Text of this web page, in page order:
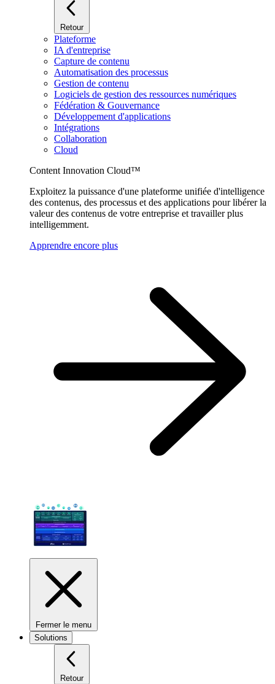
Retour
Plateforme
IA d'entreprise
Capture de contenu
Automatisation des processus
Gestion de contenu
Logiciels de gestion des ressources numériques
Fédération & Gouvernance
Développement d'applications
Intégrations
Collaboration
Cloud
Content Innovation Cloud™
Exploitez la puissance d'une plateforme unifiée d'intelligence
des contenus, des processus et des applications pour libérer la
valeur des contenus de votre entreprise et travailler plus
intelligemment.
Apprendre encore plus
Fermer le menu
Solutions
Retour